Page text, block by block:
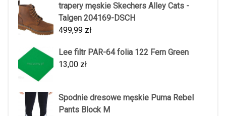
trapery męskie Skechers Alley Cats -
Talgen 204169-DSCH
499,99 zł
Lee filtr PAR-64 folia 122 Fern Green
13,00 zł
Spodnie dresowe męskie Puma Rebel
Pants Block M